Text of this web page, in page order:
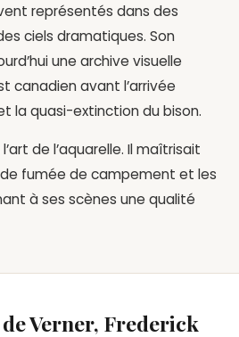
représentés dans des
ciels dramatiques. Son
une archive visuelle
canadien avant l’arrivée
la quasi-extinction du bison.
de l’aquarelle. Il maîtrisait
fumée de campement et les
à ses scènes une qualité
Verner, Frederick